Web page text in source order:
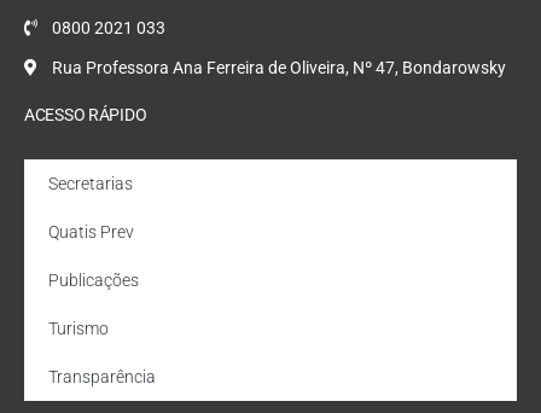
0800 2021 033
Rua Professora Ana Ferreira de Oliveira, Nº 47, Bondarowsky
ACESSO RÁPIDO
Secretarias
Quatis Prev
Publicações
Turismo
Transparência